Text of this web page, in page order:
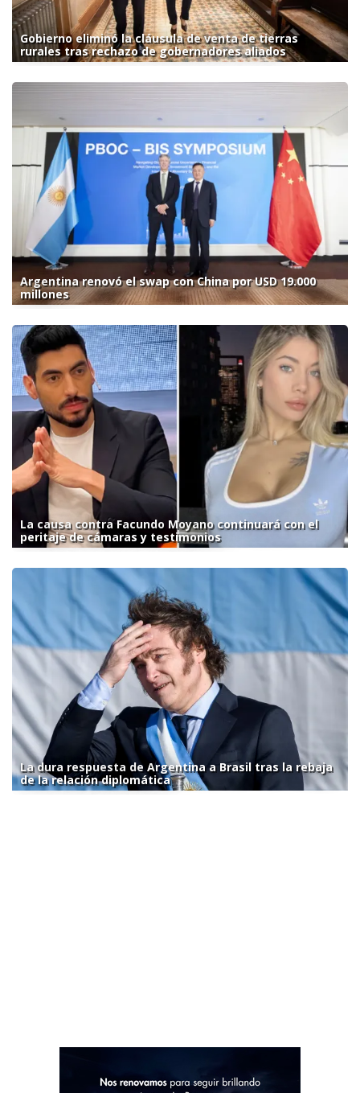
Gobierno eliminó la cláusula de venta de tierras
rurales tras rechazo de gobernadores aliados
Argentina renovó el swap con China por USD 19.000
millones
La causa contra Facundo Moyano continuará con el
peritaje de cámaras y testimonios
La dura respuesta de Argentina a Brasil tras la rebaja
de la relación diplomática